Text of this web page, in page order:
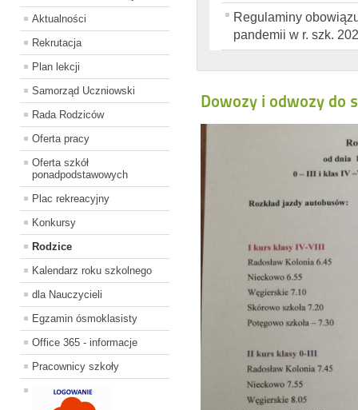
Aktualności
Rekrutacja
Plan lekcji
Samorząd Uczniowski
Rada Rodziców
Oferta pracy
Oferta szkół
ponadpodstawowych
Plac rekreacyjny
Konkursy
Rodzice
Kalendarz roku szkolnego
dla Nauczycieli
Egzamin ósmoklasisty
Office 365 - informacje
Pracownicy szkoły
Regulaminy
pandemii w r. szk.
Dowozy i odwozy do